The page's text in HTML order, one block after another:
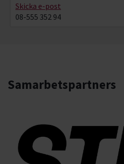
Skicka e-post
08-555 352 94
Samarbetspartners